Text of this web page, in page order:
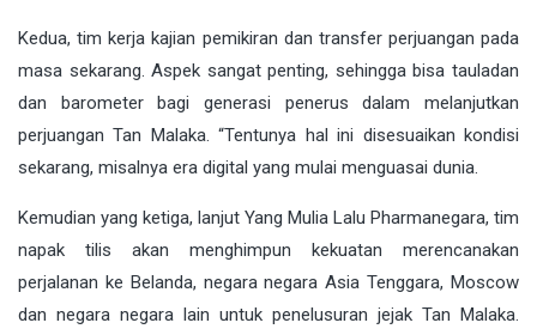
Kedua, tim kerja kajian pemikiran dan transfer perjuangan pada
masa sekarang. Aspek sangat penting, sehingga bisa tauladan
dan barometer bagi generasi penerus dalam melanjutkan
perjuangan Tan Malaka. “Tentunya hal ini disesuaikan kondisi
sekarang, misalnya era digital yang mulai menguasai dunia.
Kemudian yang ketiga, lanjut Yang Mulia Lalu Pharmanegara, tim
napak tilis akan menghimpun kekuatan merencanakan
perjalanan ke Belanda, negara negara Asia Tenggara, Moscow
dan negara negara lain untuk penelusuran jejak Tan Malaka.